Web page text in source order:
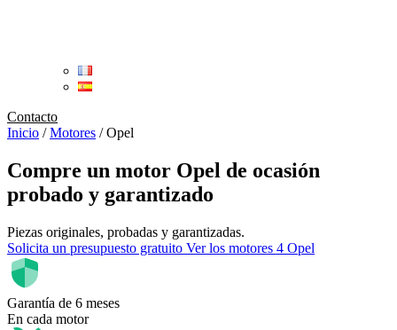
Contacto
Inicio / Motores / Opel
Compre un motor Opel de ocasión
probado y garantizado
Piezas originales, probadas y garantizadas.
Solicita un presupuesto gratuito Ver los motores 4 Opel
Garantía de 6 meses
En cada motor